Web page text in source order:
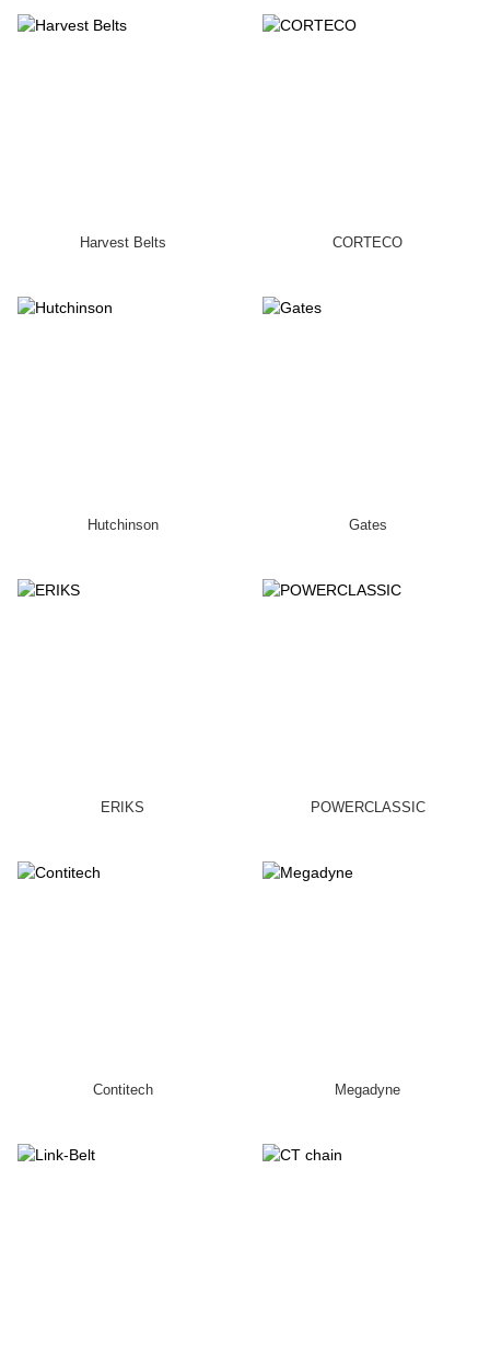
Harvest Belts CORTECO
Hutchinson Gates
ERIKS POWERCLASSIC
Contitech Megadyne